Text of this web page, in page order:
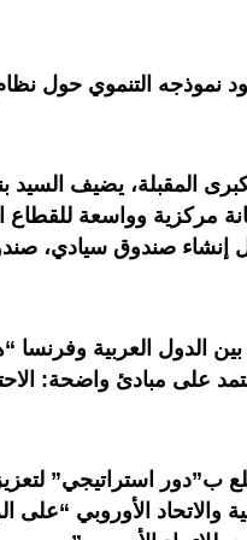
نموذجه التنموي حول
المقبلة، يضيف السيد
مركزية وواسعة للقطاع
إنشاء صندوق سيادي،
الدول العربية وفرنسا
على مبادئ واضحة:
استراتيجي” لتعزيز
والاتحاد الأوروبي